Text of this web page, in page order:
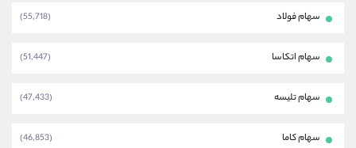
سهام فولاد (55,718)
سهام اتکاسا (51,447)
سهام تلیسه (47,433)
سهام کاما (46,853)